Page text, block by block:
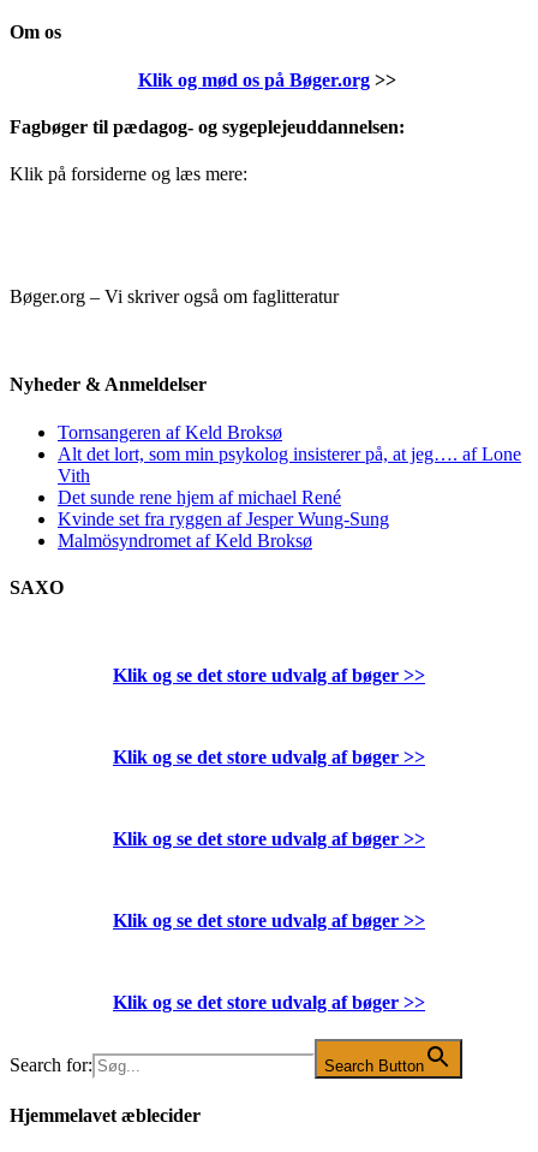
Om os
Klik og mød os på Bøger.org>>
Fagbøger til pædagog- og sygeplejeuddannelsen:
Klik på forsiderne og læs mere:
Bøger.org – Vi skriver også om faglitteratur
Nyheder & Anmeldelser
Tornsangeren af Keld Broksø
Alt det lort, som min psykolog insisterer på, at jeg…. af Lone
Vith
Det sunde rene hjem af michael René
Kvinde set fra ryggen af Jesper Wung-Sung
Malmösyndromet af Keld Broksø
SAXO
Klik og se det store udvalg af bøger >>
Klik og se det store udvalg af bøger >>
Klik og se det store udvalg af bøger >>
Klik og se det store udvalg af bøger >>
Klik og se det store udvalg af bøger >>
Search for: Search Button
Hjemmelavet æblecider